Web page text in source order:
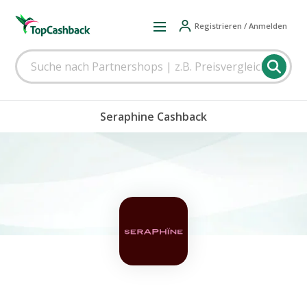
Registrieren / Anmelden
Seraphine Cashback